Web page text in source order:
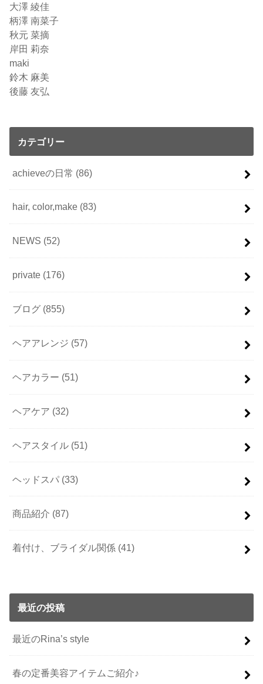
大澤 綾佳
柄澤 南菜子
秋元 菜摘
岸田 莉奈
maki
鈴木 麻美
後藤 友弘
カテゴリー
achieveの日常 (86)
hair, color,make (83)
NEWS (52)
private (176)
ブログ (855)
ヘアアレンジ (57)
ヘアカラー (51)
ヘアケア (32)
ヘアスタイル (51)
ヘッドスパ (33)
商品紹介 (87)
着付け、ブライダル関係 (41)
最近の投稿
最近のRina’s style
春の定番美容アイテムご紹介♪